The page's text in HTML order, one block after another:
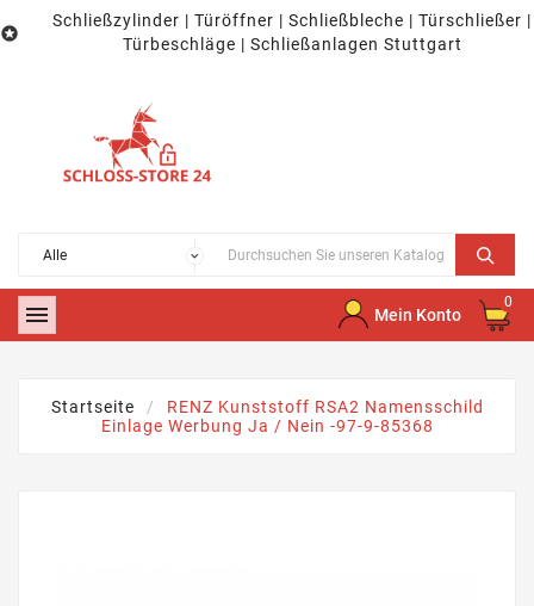

Schließzylinder | Türöffner | Schließbleche | Türschließer |
Türbeschläge | Schließanlagen Stuttgart
 Mein Konto
0
Startseite
RENZ Kunststoff RSA2 Namensschild
Einlage Werbung Ja / Nein -97-9-85368